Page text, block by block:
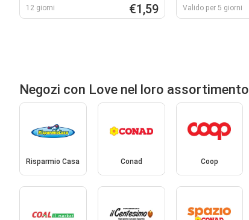
12 giorni €1,59 Valido per 5 giorni
Negozi con Love nel loro assortimento
Risparmio Casa Conad Coop